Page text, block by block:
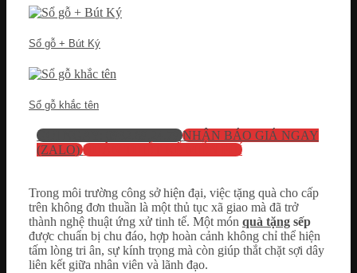
Sổ gỗ + Bút Ký
Sổ gỗ khắc tên
GỌI NGAY: 0932.69.24.79
NHẬN BÁO GIÁ NGAY
(ZALO) NHẬN THIẾT KẾ MIỄN PHÍ
Trong môi trường công sở hiện đại, việc tặng quà cho cấp
trên không đơn thuần là một thủ tục xã giao mà đã trở
thành nghệ thuật ứng xử tinh tế. Một món quà tặng sếp
được chuẩn bị chu đáo, hợp hoàn cảnh không chỉ thể hiện
tấm lòng tri ân, sự kính trọng mà còn giúp thắt chặt sợi dây
liên kết giữa nhân viên và lãnh đạo.